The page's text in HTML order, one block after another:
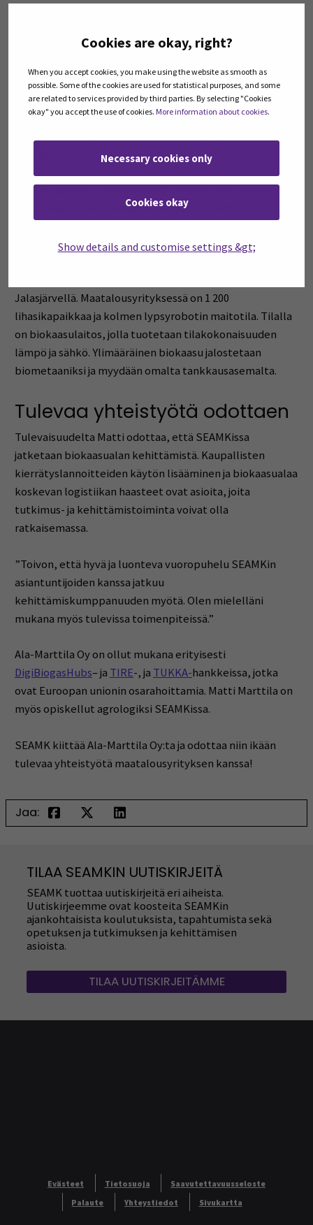
Cookies are okay, right?
When you accept cookies, you make using the website as smooth as
possible. Some of the cookies are used for statistical purposes, and some
are related to services provided by third parties. By selecting "Cookies
okay" you accept the use of cookies. More information about cookies.
Necessary cookies only
Cookies okay
Show details and customise settings &gt;
tilaisuuksien avulla seurannut tiiviisti droonien
otetaan omalla tilalla käyttöön, niiden hyödyntämiseen
tiedonvaihto ja verkostoituminen maatilojen ja
biokaasutoimijoiden kanssa on ollut Matin
yritystoiminnalle antoisaa. Hankkeissa kehitetyt
”DigiBiogasHubs-hankkeessa kehitetty digitaalinen
alusta vaikuttaa lupaavalta. Se voisi helpottaa
jakelua”, Matti sanoo.
Jalasjärvellä. Maatalousyrityksessä on 1 200
lihasikapaikkaa ja kolmen lypsyrobotin maitotila. Tilalla
on biokaasulaitos, jolla tuotetaan tilakokonaisuuden
lämpö ja sähkö. Ylimääräinen biokaasu jalostetaan
biometaaniksi ja myydään omalta tankkausasemalta.
Tulevaa yhteistyötä odottaen
Tulevaisuudelta Matti odottaa, että SEAMKissa
jatketaan biokaasualan kehittämistä. Kaupallisten
kierrätyslannoitteiden käytön lisääminen ja biokaasualaa
koskevan logistiikan haasteet ovat asioita, joita
tutkimus- ja kehittämistoiminta voivat olla
ratkaisemassa.
”Toivon, että hyvä ja luonteva vuoropuhelu SEAMKin
asiantuntijoiden kanssa jatkuu
kehittämiskumppanuuden myötä. Olen mielelläni
mukana myös tulevissa toimenpiteissä.”
Ala-Marttila Oy on ollut mukana erityisesti
DigiBiogasHubs– ja TIRE-, ja TUKKA-hankkeissa, jotka
ovat Euroopan unionin osarahoittamia. Matti Marttila on
myös opiskellut agrologiksi SEAMKissa.
SEAMK kiittää Ala-Marttila Oy:ta ja odottaa niin ikään
tulevaa yhteistyötä maatalousyrityksen kanssa!
Jaa:
TILAA SEAMKIN UUTISKIRJEITÄ
SEAMK tuottaa uutiskirjeitä eri aiheista.
Uutiskirjeemme ovat koosteita SEAMKin
ajankohtaisista koulutuksista, tapahtumista sekä
opetuksen ja tutkimuksen ja kehittämisen
asioista.
TILAA UUTISKIRJEITÄMME
Evästeet Tietosuoja
Saavutettavuusseloste
Palaute
Yhteystiedot Sivukartta